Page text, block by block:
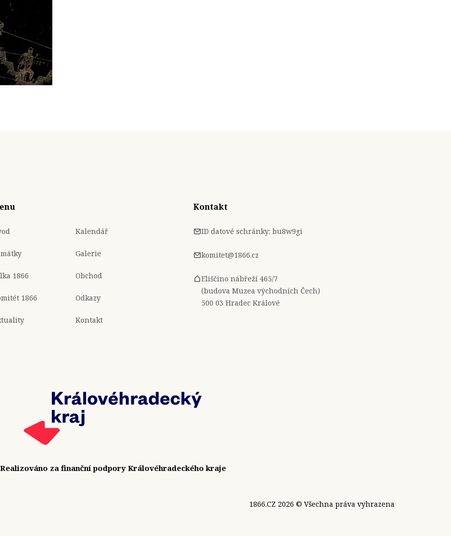
1866
1866
Kalendář
Galerie
Obchod
Odkazy
Kontakt
Kontakt
ID datové schránky: bu8w9gi
komitet@1866.cz
Eliščino nábřeží 465/7
(budova Muzea východních Čech)
500 03 Hradec Králové
Realizováno za finanční podpory Královéhradeckého kraje
1866.CZ 2026 © Všechna práva vyhrazena